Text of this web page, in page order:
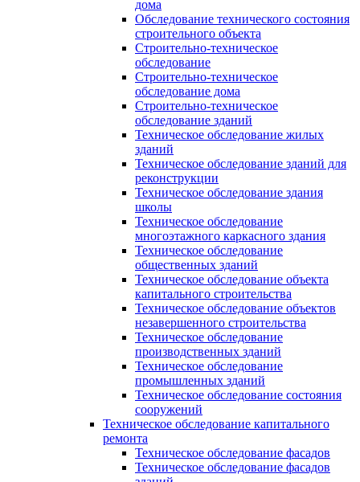
дома
Обследование технического состояния
строительного объекта
Строительно-техническое
обследование
Строительно-техническое
обследование дома
Строительно-техническое
обследование зданий
Техническое обследование жилых
зданий
Техническое обследование зданий для
реконструкции
Техническое обследование здания
школы
Техническое обследование
многоэтажного каркасного здания
Техническое обследование
общественных зданий
Техническое обследование объекта
капитального строительства
Техническое обследование объектов
незавершенного строительства
Техническое обследование
производственных зданий
Техническое обследование
промышленных зданий
Техническое обследование состояния
сооружений
Техническое обследование капитального
ремонта
Техническое обследование фасадов
Техническое обследование фасадов